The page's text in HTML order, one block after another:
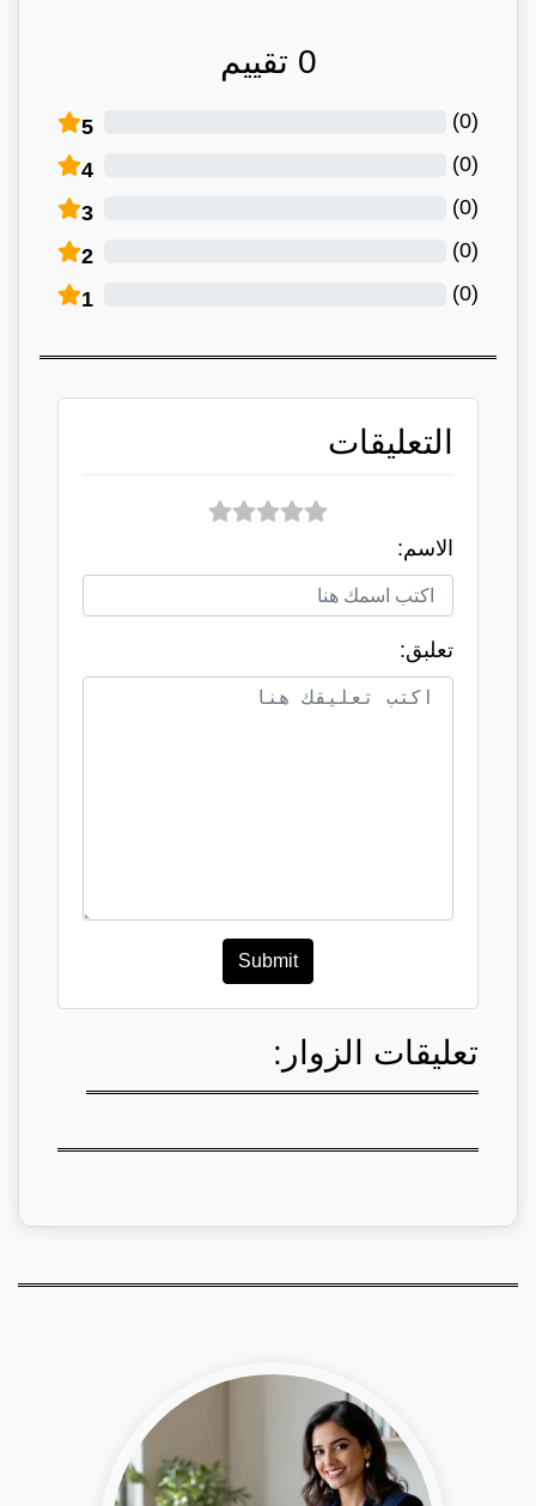
0 تقييم
5 (
0
)
4 (
0
)
3 (
0
)
2 (
0
)
1 (
0
)
التعليقات
الاسم:
تعلبق:
Submit
تعليقات الزوار: